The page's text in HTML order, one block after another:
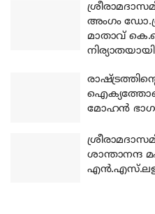
അംഗം
മാതാവ്
നിര്യാതയായി
മോഹന്‍
ശാന്താനന്ദ